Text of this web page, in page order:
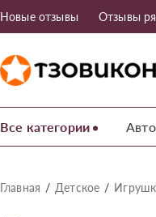
Новые отзывы Отзывы
Все категории
Главная Детское